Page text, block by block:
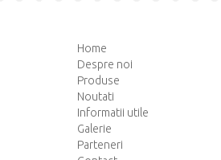
Home
Despre noi
Produse
Noutati
Informatii utile
Galerie
Parteneri